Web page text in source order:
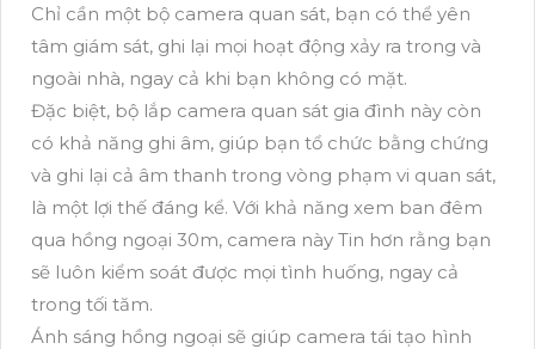
Chỉ cần một bộ camera quan sát, bạn có thể yên
tâm giám sát, ghi lại mọi hoạt động xảy ra trong và
ngoài nhà, ngay cả khi bạn không có mặt.
Đặc biệt, bộ lắp camera quan sát gia đình này còn
có khả năng ghi âm, giúp bạn tổ chức bằng chứng
và ghi lại cả âm thanh trong vòng phạm vi quan sát,
là một lợi thế đáng kể. Với khả năng xem ban đêm
qua hồng ngoại 30m, camera này Tin hơn rằng bạn
sẽ luôn kiểm soát được mọi tình huống, ngay cả
trong tối tăm.
Ánh sáng hồng ngoại sẽ giúp camera tái tạo hình